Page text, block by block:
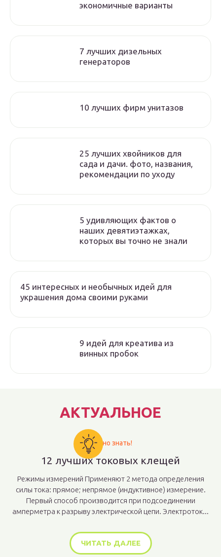
экономичные варианты
7 лучших дизельных
генераторов
10 лучших фирм унитазов
25 лучших хвойников для
сада и дачи. фото, названия,
рекомендации по уходу
5 удивляющих фактов о
наших девятиэтажках,
которых вы точно не знали
45 интересных и необычных идей для
украшения дома своими руками
9 идей для креатива из
винных пробок
АКТУАЛЬНОЕ
Важно знать!
12 лучших токовых клещей
Режимы измерений Применяют 2 метода определения
силы тока: прямое; непрямое (индуктивное) измерение.
Первый способ производится при подсоединении
амперметра к разрыву электрической цепи. Электроток...
ЧИТАТЬ ДАЛЕЕ